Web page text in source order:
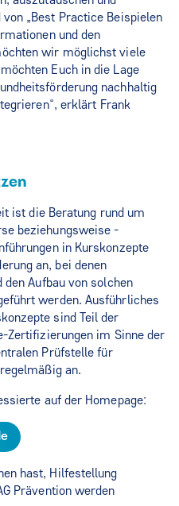
„Best Practice Beispielen
und den
wir möglichst viele
Euch in die Lage
nachhaltig
erklärt Frank
ist die Beratung rund um
beziehungsweise -
in Kurskonzepte
an, bei denen
Aufbau von solchen
werden. Ausführliches
sind Teil der
Zertifizierungen im Sinne der
Prüfstelle für
an.
auf der Homepage:
hast, Hilfestellung
Prävention werden